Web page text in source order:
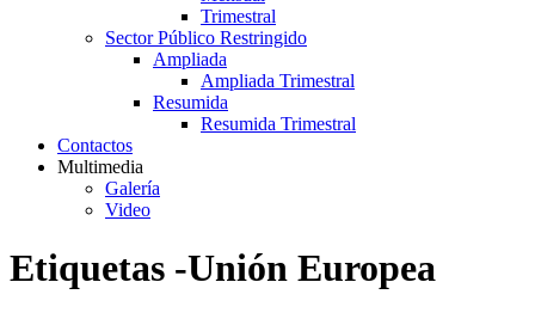
Trimestral
Sector Público Restringido
Ampliada
Ampliada Trimestral
Resumida
Resumida Trimestral
Contactos
Multimedia
Galería
Video
Etiquetas -Unión Europea